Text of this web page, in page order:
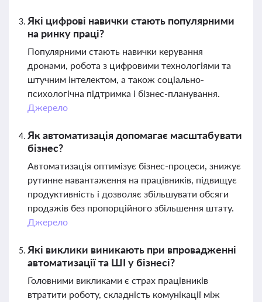
Які цифрові навички стають популярними
на ринку праці?
Популярними стають навички керування
дронами, робота з цифровими технологіями та
штучним інтелектом, а також соціально-
психологічна підтримка і бізнес-планування.
Джерело
Як автоматизація допомагає масштабувати
бізнес?
Автоматизація оптимізує бізнес-процеси, знижує
рутинне навантаження на працівників, підвищує
продуктивність і дозволяє збільшувати обсяги
продажів без пропорційного збільшення штату.
Джерело
Які виклики виникають при впровадженні
автоматизації та ШІ у бізнесі?
Головними викликами є страх працівників
втратити роботу, складність комунікації між